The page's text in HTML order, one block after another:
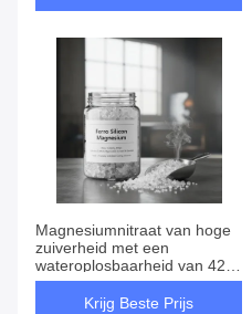
Magnesiumnitraat van hoge
zuiverheid met een
wateroplosbaarheid van 420
g/l voor gebruik als meststof
in fruitbomen en groenten
Krijg Beste Prijs